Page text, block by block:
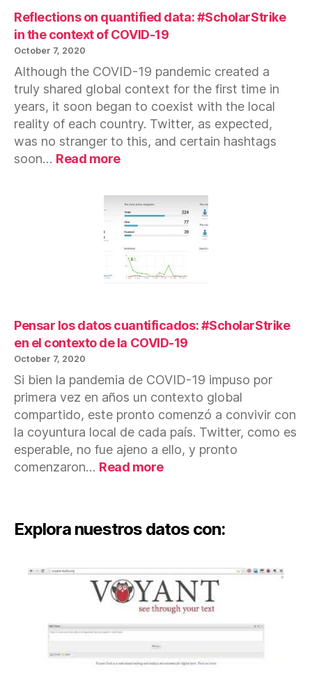
Reflections on quantified data: #ScholarStrike
in the context of COVID-19
October 7, 2020
Although the COVID-19 pandemic created a
truly shared global context for the first time in
years, it soon began to coexist with the local
reality of each country. Twitter, as expected,
was no stranger to this, and certain hashtags
soon… Read more:
quantified
data:
#ScholarStrike
in
the
context
19
Pensar los datos cuantificados: #ScholarStrike
en el contexto de la COVID-19
October 7, 2020
Si bien la pandemia de COVID-19 impuso por
primera vez en años un contexto global
compartido, este pronto comenzó a convivir con
la coyuntura local de cada país. Twitter, como es
esperable, no fue ajeno a ello, y pronto
comenzaron… Read more:
cuantificados:
el
contexto
de
la
COVID-
Explora nuestros datos con: